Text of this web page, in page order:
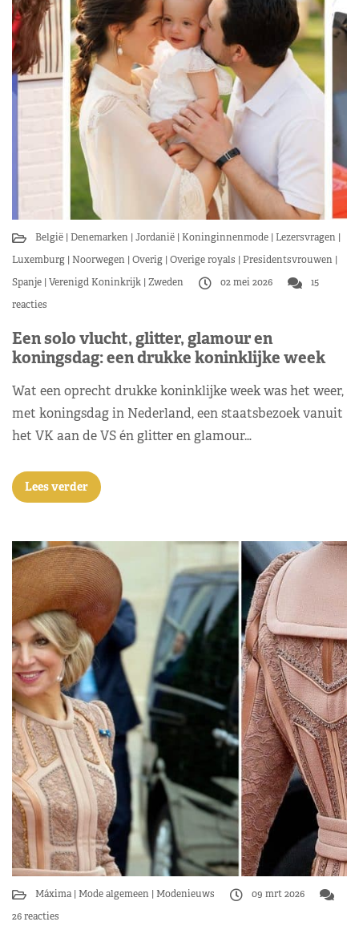
België Denemarken Jordanië Koninginnenmode Lezersvragen
Luxemburg Noorwegen Overig Overige royals
Presidentsvrouwen
Spanje Verenigd Koninkrijk Zweden 02 mei 2026
15
reacties
Een solo vlucht, glitter, glamour en
koningsdag: een drukke koninklijke week
Wat een oprecht drukke koninklijke week was het weer,
met koningsdag in Nederland, een staatsbezoek vanuit
het VK aan de VS én glitter en glamour…
Lees verder
Máxima Mode algemeen Modenieuws
09 mrt 2026
26 reacties